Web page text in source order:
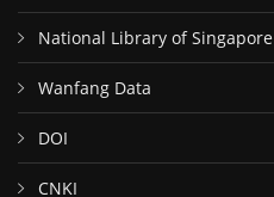
National Library of Singapore
Wanfang Data
DOI
CNKI